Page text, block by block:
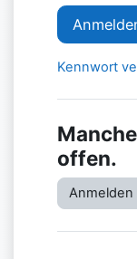
Kennwort
offen.
Anmelden